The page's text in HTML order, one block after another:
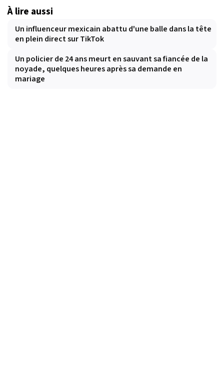
À lire aussi
Un influenceur mexicain abattu d'une balle dans la tête
en plein direct sur TikTok
Un policier de 24 ans meurt en sauvant sa fiancée de la
noyade, quelques heures après sa demande en
mariage